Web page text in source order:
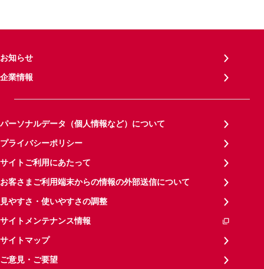
お知らせ
企業情報
パーソナルデータ（個人情報など）について
プライバシーポリシー
サイトご利用にあたって
お客さまご利用端末からの情報の外部送信について
見やすさ・使いやすさの調整
サイトメンテナンス情報
サイトマップ
ご意見・ご要望